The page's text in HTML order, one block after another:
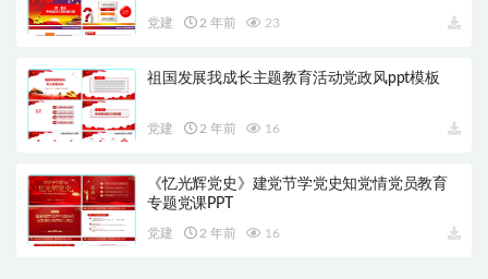
党建 2 年前 23
祖国发展我成长主题教育活动党政风ppt模板
党建 2 年前 16
《忆光辉党史》建党节学党史知党情党员教育
专题党课PPT
党建 2 年前 16